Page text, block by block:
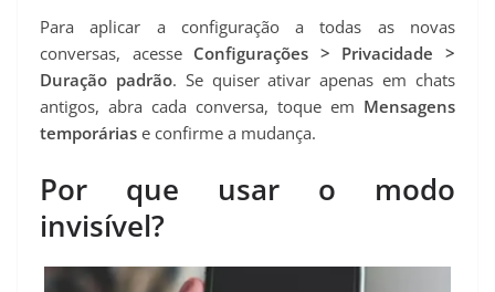
Para aplicar a configuração a todas as novas
conversas, acesse Configurações > Privacidade >
Duração padrão. Se quiser ativar apenas em chats
antigos, abra cada conversa, toque em Mensagens
temporárias e confirme a mudança.
Por que usar o modo
invisível?